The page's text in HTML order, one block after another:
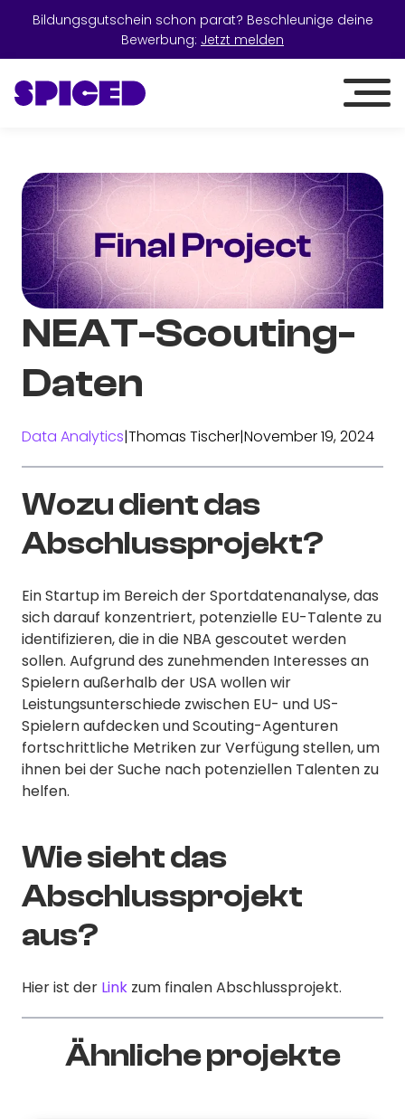
Bildungsgutschein schon parat? Beschleunige deine
Bewerbung: Jetzt melden
NEAT-Scouting-
Daten
Data Analytics|Thomas Tischer|November 19, 2024
Wozu dient das
Abschlussprojekt?
Ein Startup im Bereich der Sportdatenanalyse, das
sich darauf konzentriert, potenzielle EU-Talente zu
identifizieren, die in die NBA gescoutet werden
sollen. Aufgrund des zunehmenden Interesses an
Spielern außerhalb der USA wollen wir
Leistungsunterschiede zwischen EU- und US-
Spielern aufdecken und Scouting-Agenturen
fortschrittliche Metriken zur Verfügung stellen, um
ihnen bei der Suche nach potenziellen Talenten zu
helfen.
Wie sieht das
Abschlussprojekt
aus?
Hier ist der Link zum finalen Abschlussprojekt.
Ähnliche projekte